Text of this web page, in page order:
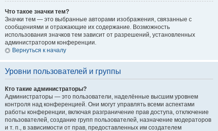
Что такое значки тем?
Значки тем — это выбранные авторами изображения, связанные с
сообщениями и отражающие их содержание. Возможность
использования значков тем зависит от разрешений, установленных
администратором конференции.
Вернуться к началу
Уровни пользователей и группы
Кто такие администраторы?
Администраторы — это пользователи, наделённые высшим уровнем
контроля над конференцией. Они могут управлять всеми аспектами
работы конференции, включая разграничение прав доступа, отключение
пользователей, создание групп пользователей, назначение модераторов
и т. п., в зависимости от прав, предоставленных им создателем